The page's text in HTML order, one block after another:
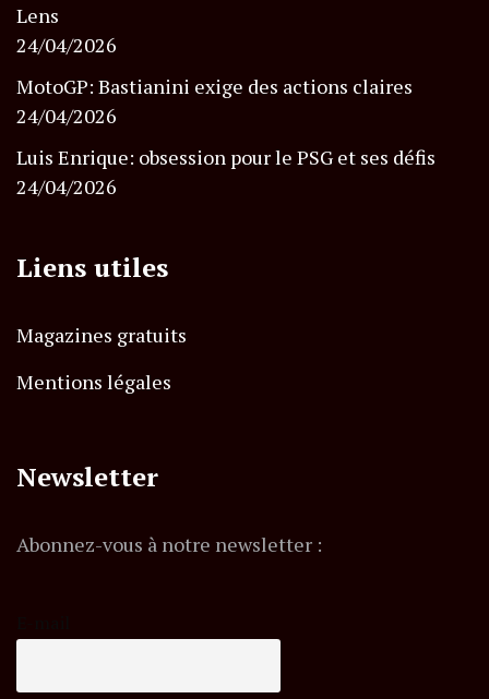
Lens
24/04/2026
MotoGP: Bastianini exige des actions claires
24/04/2026
Luis Enrique: obsession pour le PSG et ses défis
24/04/2026
Liens utiles
Magazines gratuits
Mentions légales
Newsletter
Abonnez-vous à notre newsletter :